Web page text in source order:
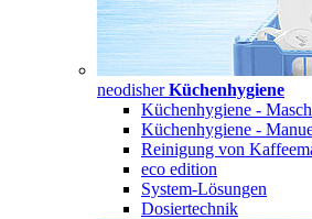
neodisherKüchenhygiene
Küchenhygiene -
Küchenhygiene -
Reinigung von
eco edition
System-Lösungen
Dosiertechnik